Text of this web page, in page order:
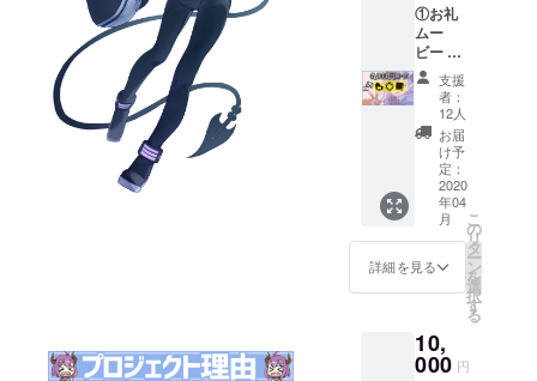
①お礼
ムー
ビー ②
お礼
メール
③缶
バッジ
【76m
m】 ④
コース
ター
（コル
ク製）
⑤スマ
ホク
リー
【15x1
5cm】
支援
者：
12人
お届
け予
定：
2020
年04
月
詳細を見る
こ
の
リ
タ
ー
ン
を
選
択
す
る
10,
000 円